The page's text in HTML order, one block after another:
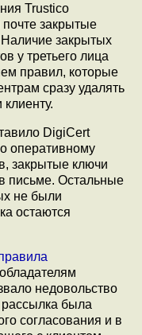
Trustico
закрытые
закрытых
у третьего лица
правил, которые
сразу удалять
DigiCert
оперативному
закрытые ключи
письме. Остальные
не были
остаются
недовольство
рассылка была
согласования и в